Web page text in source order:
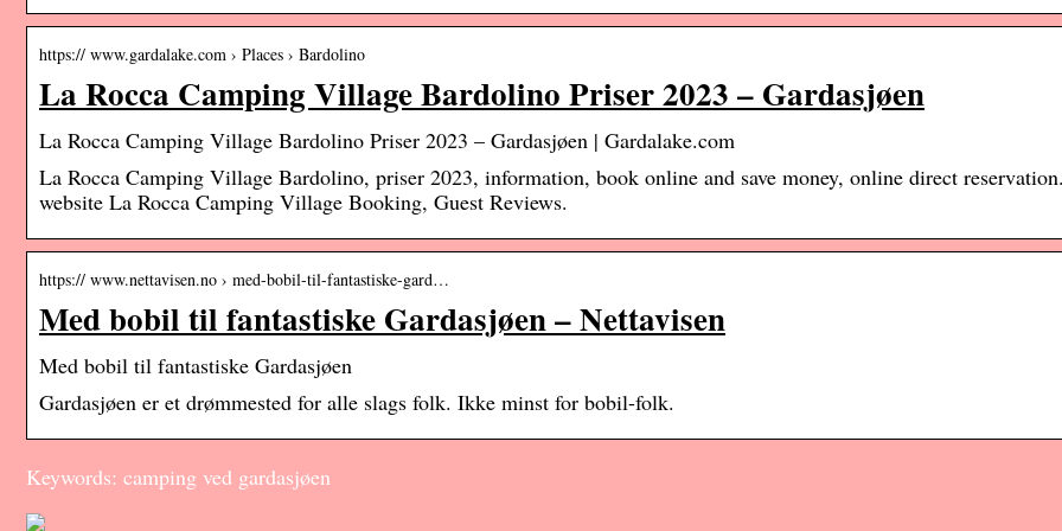
https:// www.gardalake.com › Places › Bardolino
La Rocca Camping Village Bardolino Priser 2023 – Gardasjøen
La Rocca Camping Village Bardolino Priser 2023 – Gardasjøen | Gardalake.com
La Rocca Camping Village Bardolino, priser 2023, information, book online and save money, online direct
website La Rocca Camping Village Booking, Guest Reviews.
https:// www.nettavisen.no › med-bobil-til-fantastiske-gard…
Med bobil til fantastiske Gardasjøen – Nettavisen
Med bobil til fantastiske Gardasjøen
Gardasjøen er et drømmested for alle slags folk. Ikke minst for bobil-folk.
Keywords: camping ved gardasjøen